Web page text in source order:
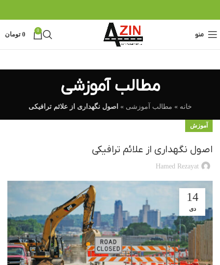
منو 0
0 تومان
مطالب آموزشی
خانه » مطالب آموزشی » اصول نگهداری از علائم ترافیکی
آموزش
اصول نگهداری از علائم ترافیکی
Hamed Rezayat
14
دی